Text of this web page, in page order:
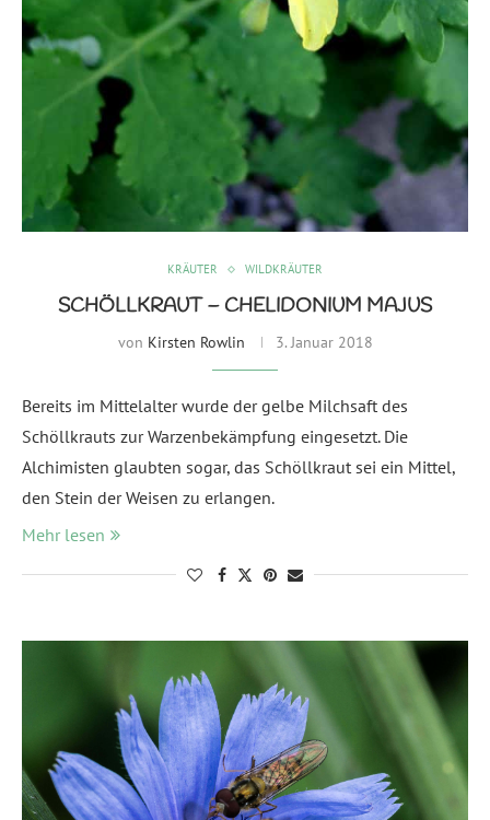
KRÄUTER WILDKRÄUTER
SCHÖLLKRAUT – CHELIDONIUM MAJUS
von Kirsten Rowlin 3. Januar 2018
Bereits im Mittelalter wurde der gelbe Milchsaft des
Schöllkrauts zur Warzenbekämpfung eingesetzt. Die
Alchimisten glaubten sogar, das Schöllkraut sei ein Mittel,
den Stein der Weisen zu erlangen.
Mehr lesen